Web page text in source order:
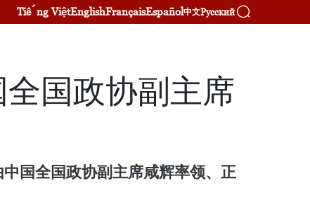
Tiếng ViệtEnglishFrançaisEspañol中文Русский
国政协副主席
国全国政协副主席咸辉率领、正